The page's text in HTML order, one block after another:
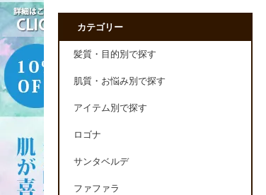
カテゴリー
髪質・目的別で探す
肌質・お悩み別で探す
アイテム別で探す
ロゴナ
サンタベルデ
ファファラ